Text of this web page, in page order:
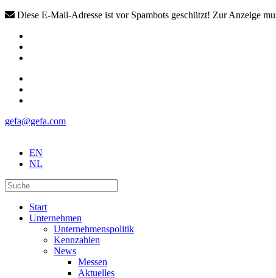
Diese E-Mail-Adresse ist vor Spambots geschützt! Zur Anzeige
gefa@gefa.com
EN
NL
Start
Unternehmen
Unternehmenspolitik
Kennzahlen
News
Messen
Aktuelles